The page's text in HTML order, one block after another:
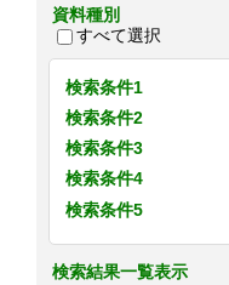
資料種別
すべて選択
検索条件1
検索条件2
検索条件3
検索条件4
検索条件5
検索結果一覧表示